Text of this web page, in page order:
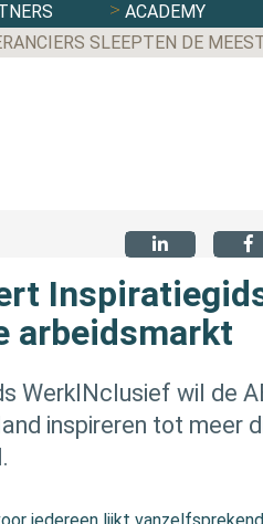
ACADEMY
SLEEPTEN DE
arbeidsmarkt
WerkINclusief wil de
inspireren tot meer
iedereen lijkt